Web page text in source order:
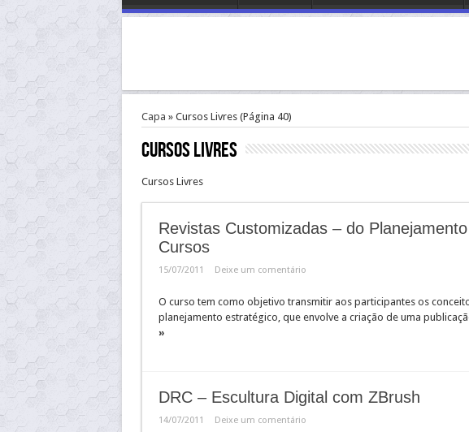
Capa » Cursos Livres(Página 40)
Cursos Livres
Cursos Livres
Revistas Customizadas – do
Cursos
15/07/2011 Deixe um comentário
O curso tem como objetivo transmitir aos participantes os
planejamento estratégico, que envolve a criação de uma
»
DRC – Escultura Digital com ZBrush
14/07/2011 Deixe um comentário